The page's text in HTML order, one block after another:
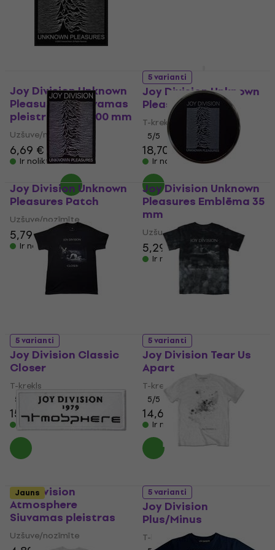
Joy Division Unknown
Pleasures 2 Siuvamas
pleistras 100 x 100 mm
Uzšuve/nozīmīte
6,69 €
Ir noliktavā
5 varianti
Joy Division Unknown
Pleasures
T-krekls
5/5
18,70 €
Ir noliktavā
Joy Division Unknown
Pleasures Patch
Uzšuve/nozīmīte
5,79 €
Ir noliktavā
Joy Division Unknown
Pleasures Emblēma 35
mm
Uzšuve/nozīmīte
5,29 €5,99 €
Ir noliktavā
5 varianti
Joy Division Classic
Closer
T-krekls
5
15,60 €
Ir noliktavā
5 varianti
Joy Division Tear Us
Apart
T-krekls
5/5
14,60 €
Ir noliktavā
Joy Division
Atmosphere
Siuvamas pleistras
Uzšuve/nozīmīte
5 varianti
Joy Division
Plus/Minus
T-krekls
Jauns